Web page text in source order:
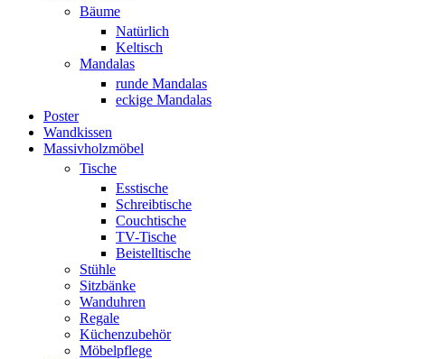
Bäume
Natürlich
Keltisch
Mandalas
runde Mandalas
eckige Mandalas
Poster
Wandkissen
Massivholzmöbel
Tische
Esstische
Schreibtische
Couchtische
TV-Tische
Beistelltische
Stühle
Sitzbänke
Wanduhren
Regale
Küchenzubehör
Möbelpflege